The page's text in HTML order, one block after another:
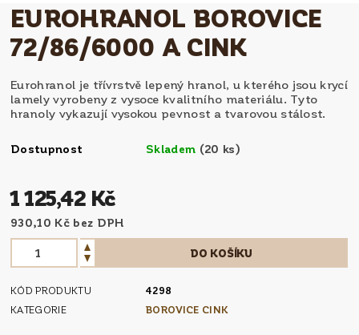
EUROHRANOL BOROVICE
72/86/6000 A CINK
Eurohranol je třívrstvě lepený hranol, u kterého jsou krycí
lamely vyrobeny z vysoce kvalitního materiálu. Tyto
hranoly vykazují vysokou pevnost a tvarovou stálost.
Dostupnost Skladem (20 ks)
1 125,42 Kč
930,10 Kč bez DPH
KÓD PRODUKTU
4298
KATEGORIE
BOROVICE CINK